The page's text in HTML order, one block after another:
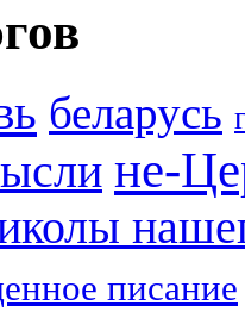
беларусь
не-
писание